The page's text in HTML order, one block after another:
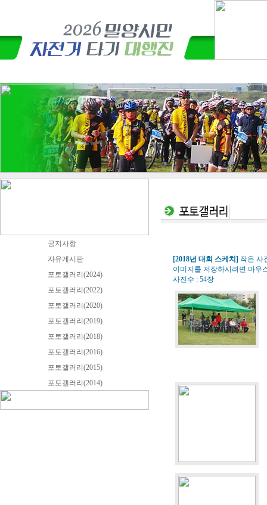
공지사항
자유게시판
포토갤러리(2024)
포토갤러리(2022)
포토갤러리(2020)
포토갤러리(2019)
포토갤러리(2018)
포토갤러리(2016)
포토갤러리(2015)
포토갤러리(2014)
[2018년 대회 스케치] 작은 사
이미지를 저장하시려면 마우
사진수 : 54장